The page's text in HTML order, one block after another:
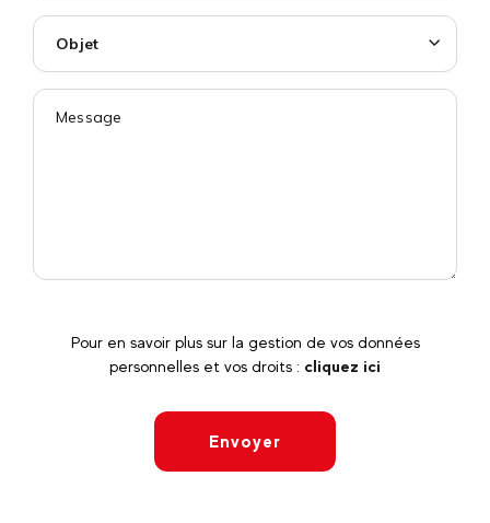
Objet
Pour en savoir plus sur la gestion de vos données
personnelles et vos droits : cliquez ici
Envoyer